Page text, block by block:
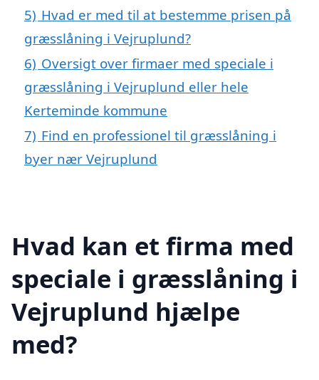
5) Hvad er med til at bestemme prisen på
græsslåning i Vejruplund?
6) Oversigt over firmaer med speciale i
græsslåning i Vejruplund eller hele
Kerteminde kommune
7) Find en professionel til græsslåning i
byer nær Vejruplund
Hvad kan et firma med
speciale i græsslåning i
Vejruplund hjælpe
med?